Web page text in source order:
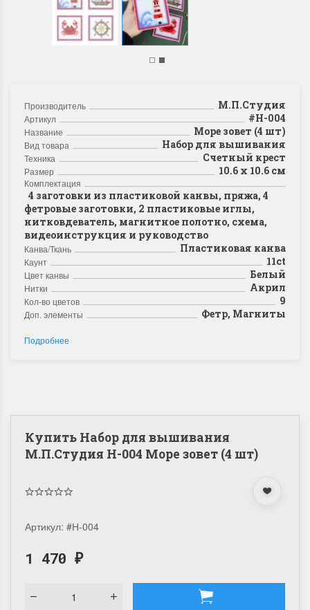
Производитель М.П.Студия
Артикул #Н-004
Название Море зовет (4 шт)
Вид товара Набор для вышивания
Техника Счетный крест
Размер 10.6 х 10.6 см
Комплектация
4 заготовки из пластиковой канвы, пряжа, 4
фетровые заготовки, 2 пластиковые иглы,
нитковдеватель, магнитное полотно, схема,
видеоинструкция и руководство
Канва/Ткань Пластиковая канва
Каунт 11ct
Цвет канвы Белый
Нитки Акрил
Кол-во цветов 9
Доп. элементы Фетр, Магниты
Подробнее
Купить Набор для вышивания
М.П.Студия Н-004 Море зовет (4 шт)
Артикул: #Н-004
1 470 ₽